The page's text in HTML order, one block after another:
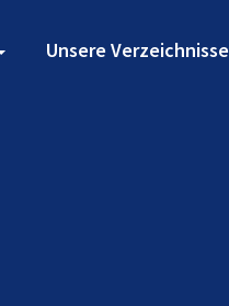
Unsere Verzeichnisse